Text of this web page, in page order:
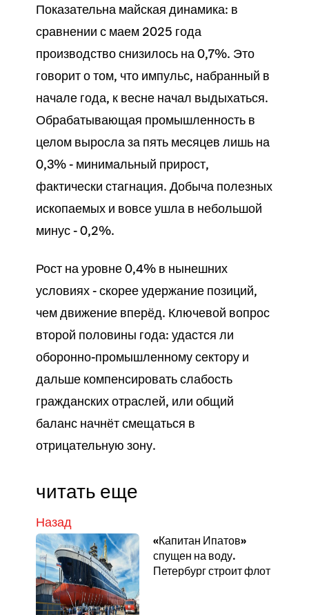
Показательна майская динамика: в
сравнении с маем 2025 года
производство снизилось на 0,7%. Это
говорит о том, что импульс, набранный в
начале года, к весне начал выдыхаться.
Обрабатывающая промышленность в
целом выросла за пять месяцев лишь на
0,3% - минимальный прирост,
фактически стагнация. Добыча полезных
ископаемых и вовсе ушла в небольшой
минус - 0,2%.
Рост на уровне 0,4% в нынешних
условиях - скорее удержание позиций,
чем движение вперёд. Ключевой вопрос
второй половины года: удастся ли
оборонно-промышленному сектору и
дальше компенсировать слабость
гражданских отраслей, или общий
баланс начнёт смещаться в
отрицательную зону.
читать еще
Назад
«Капитан Ипатов»
спущен на воду.
Петербург строит флот